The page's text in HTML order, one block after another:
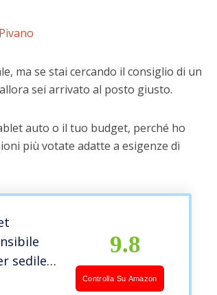
ma se stai cercando il consiglio di un
sei arrivato al posto giusto.
auto o il tuo budget, perché ho
più votate adatte a esigenze di
sedile
Galaxy
9.8
Controlla Su Amazon